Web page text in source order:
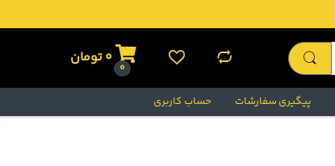
0
0تومان
پیگیری سفارشات حساب کاربری